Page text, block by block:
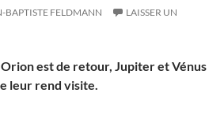
BAPTISTE FELDMANN
LAISSER UN
Orion est de retour, Jupiter et Vénus
leur rend visite.